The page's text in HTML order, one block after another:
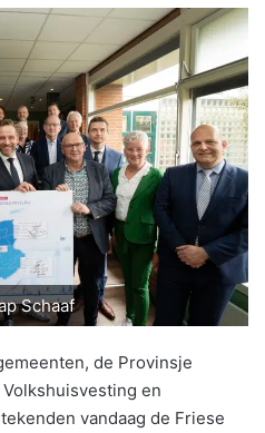
Schaaf
de Provinsje
en
vandaag de Friese